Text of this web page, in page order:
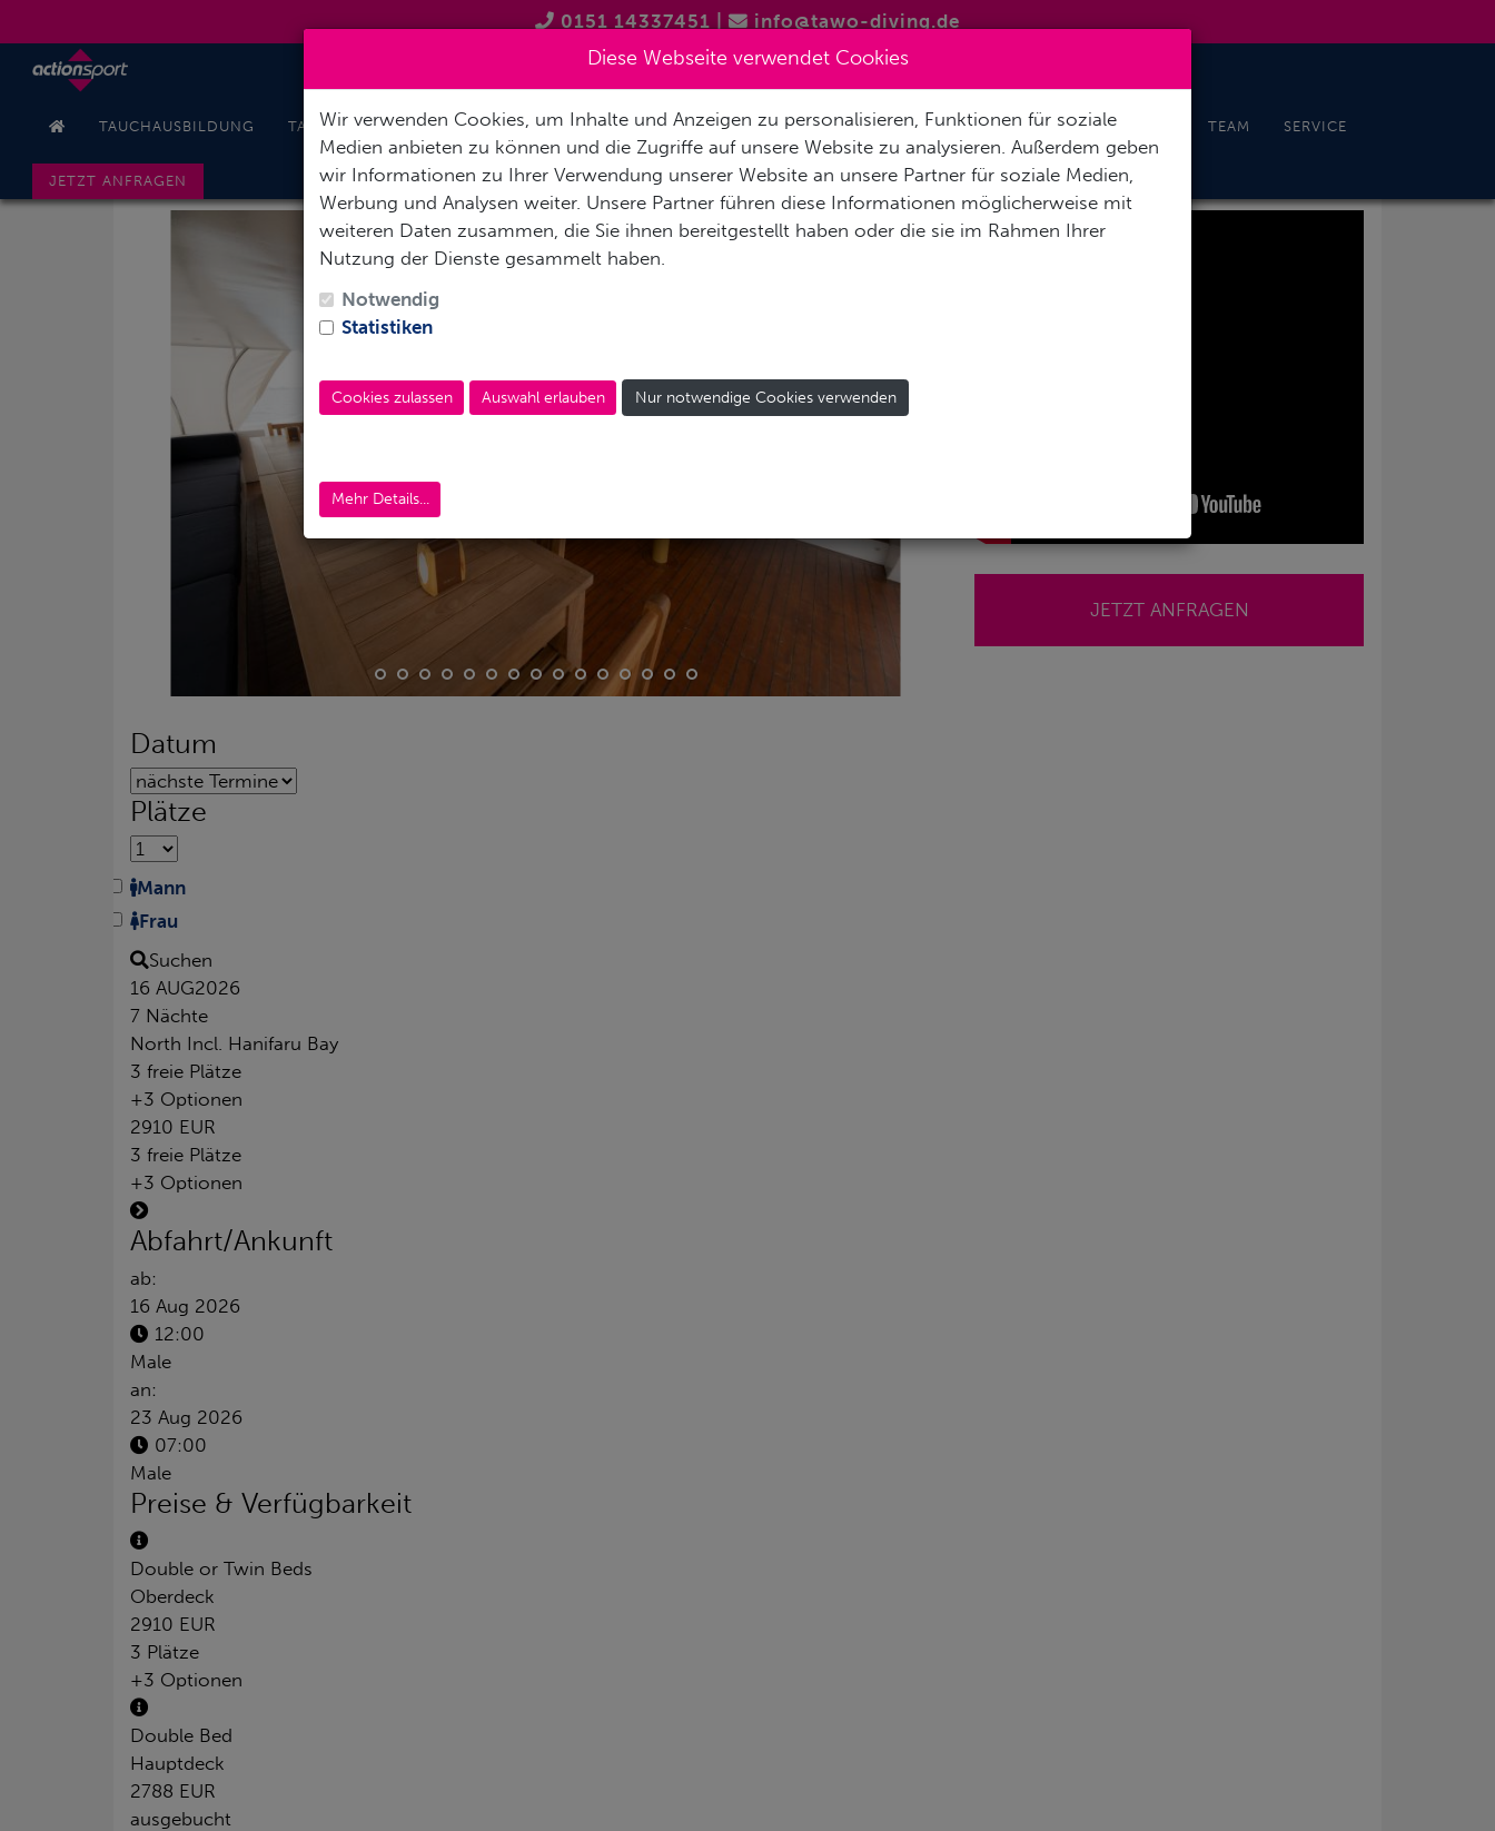
0151 14337451 info@tawo-diving.de
TAUCHAUSBILDUNG TAUCHREISEN PODCAST PRODUKTVORSTELLUNGEN TAUCHTOUREN SCHNORCHELN & FREEDIVING TEAM SERVICE
JETZT ANFRAGEN
JETZT ANFRAGEN
Datum
Plätze
Mann
Frau
Suchen
16 AUG2026
7 Nächte
North Incl. Hanifaru Bay
3 freie Plätze
+3 Optionen
2910 EUR
3 freie Plätze
+3 Optionen
Abfahrt/Ankunft
ab:
16 Aug 2026
12:00
Male
an:
23 Aug 2026
07:00
Male
Preise & Verfügbarkeit
Double or Twin Beds
Oberdeck
2910 EUR
3 Plätze
+3 Optionen
Double Bed
Hauptdeck
2788 EUR
ausgebucht
Diese Webseite verwendet Cookies
Wir verwenden Cookies, um Inhalte und Anzeigen zu personalisieren, Funktionen für soziale
Medien anbieten zu können und die Zugriffe auf unsere Website zu analysieren. Außerdem geben
wir Informationen zu Ihrer Verwendung unserer Website an unsere Partner für soziale Medien,
Werbung und Analysen weiter. Unsere Partner führen diese Informationen möglicherweise mit
weiteren Daten zusammen, die Sie ihnen bereitgestellt haben oder die sie im Rahmen Ihrer
Nutzung der Dienste gesammelt haben.
Notwendig
Statistiken
Cookies zulassen Auswahl erlauben Nur notwendige Cookies verwenden
Mehr Details...